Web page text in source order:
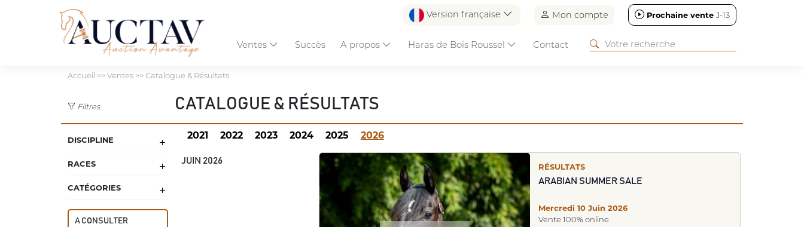
Version française Mon compte Prochaine vente J-13
Ventes Succès A propos Haras de Bois Roussel Contact
Accueil >> Ventes >> Catalogue & Résultats
CATALOGUE & RÉSULTATS
Filtres
2021 2022 2023 2024 2025 2026
RÉSULTATS
Mercredi 20 Mai 2026
JUIN 2026
RÉSULTATS
ARABIAN SUMMER SALE
Mercredi 10 Juin 2026
Vente 100% online
DISCIPLINE
RACES
CATÉGORIES
A CONSULTER